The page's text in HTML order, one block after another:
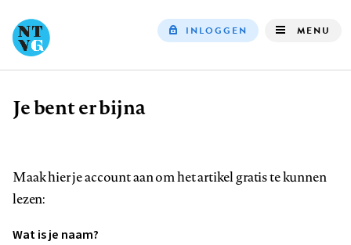
INLOGGEN MENU
Kruimelpad
Je bent er bijna
Maak hier je account aan om het artikel gratis te kunnen
lezen:
Wat is je naam?